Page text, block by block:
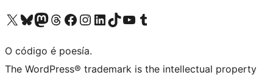
Visita la cuenta de X (anteriormente Twitter)
Visita a nosa conta de Bluesky
Visita a nosa conta de Mastodon
Visita a nosa conta de Threads
Visita a nosa páxina de Facebook
Visita a nosa conta de Instagram
Visita a nosa conta de LinkedIn
Visita a nosa conta de TikTok
Visita a nosa canle de YouTube
Visita a nosa conta de Tumblr
O código é poesía.
The WordPress® trademark is the intellectual property